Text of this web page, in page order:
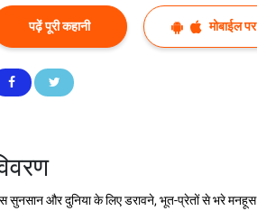
पढ़ें पूरी कहानी मोबाईल
सुनसान और दुनिया के लिए डरावने, भूत-प्रेतों से भरे